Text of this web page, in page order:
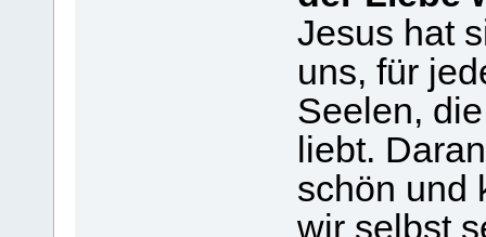
Jesus hat
uns, für
Seelen,
liebt.
schön und
wir selbst